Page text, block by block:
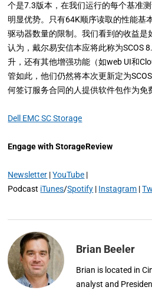
个是7.3版本，在我们运行的每个基准
明显优势。只有64K顺序读取的性能基
驱动器数量的限制。我们看到的收益是
认为，戴尔易安信本应将此称为SCOS
升，还有其他增强功能（如web UI和
管如此，他们仍然将本次更新定为
何签订服务合同的人提供软件包作为免
Dell EMC SC Storage
Engage with StorageReview
Newsletter |YouTube |
Podcast iTunes/Spotify | Instagram |
Brian Beeler
Brian is located in
analyst and